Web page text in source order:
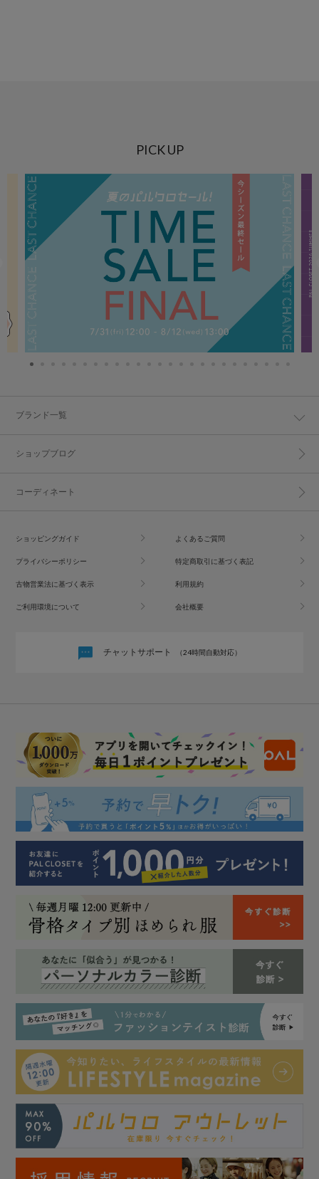
PICK UP
ブランド一覧
ショップブログ
コーディネート
ショッピングガイド よくあるご質問
プライバシーポリシー 特定商取引に基づく表記
古物営業法に基づく表示 利用規約
ご利用環境について 会社概要
チャットサポート （24時間自動対応）